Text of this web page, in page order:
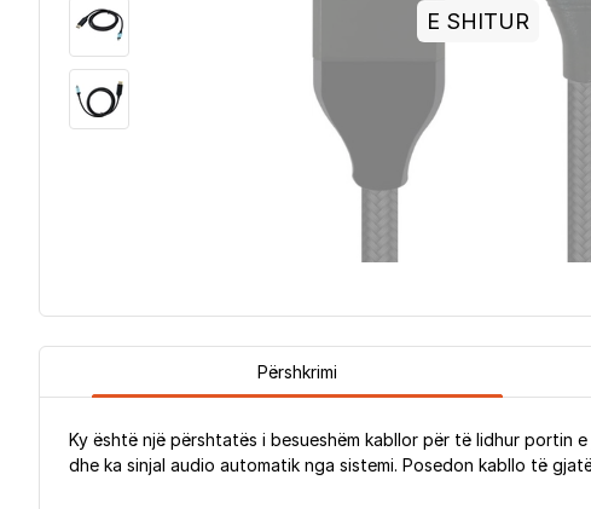
E SHITUR
Përshkrimi
Ky është një përshtatës i besueshëm kabllor për të lidhur portin
dhe ka sinjal audio automatik nga sistemi. Posedon kabllo të